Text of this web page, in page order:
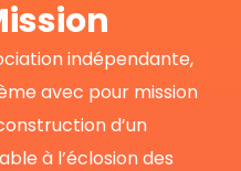
indépendante,
avec pour mission
d’un
à l’éclosion des